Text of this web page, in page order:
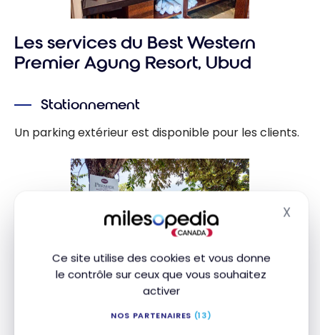
Ce site utilise des cookies et vous donne
le contrôle sur ceux que vous souhaitez
activer
NOS PARTENAIRES (13)
X
Les services du Best Western
Premier Agung Resort, Ubud
Stationnement
Un parking extérieur est disponible pour les clients.